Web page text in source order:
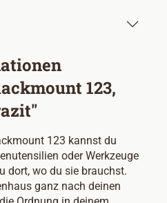
123,
123 kannst du
oder Werkzeuge
dort, wo du sie brauchst.
ganz nach deinen